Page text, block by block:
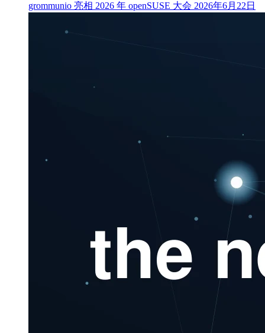
grommunio 亮相 2026 年 openSUSE 大会 2026年6月22日